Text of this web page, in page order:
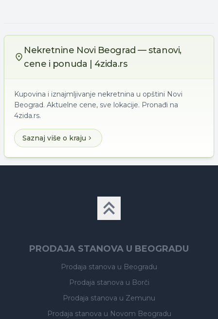
Nekretnine Novi Beograd — stanovi,
cene i ponuda | 4zida.rs
Kupovina i iznajmljivanje nekretnina u opštini Novi
Beograd. Aktuelne cene, sve lokacije. Pronađi na
4zida.rs.
Saznaj više o kraju
PRODAJA STANOVA U BEOGRADU
Prodaja stanova u Beogradu
Prodaja stanova u Borči
Prodaja stanova u Zemunu
Prodaja stanova u Novom Beogradu